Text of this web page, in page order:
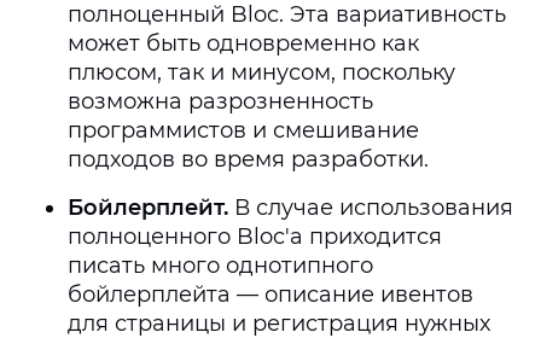
полноценный Bloc. Эта вариативность
может быть одновременно как
плюсом, так и минусом, поскольку
возможна разрозненность
программистов и смешивание
подходов во время разработки.
Бойлерплейт. В случае использования
полноценного Bloc'а приходится
писать много однотипного
бойлерплейта — описание ивентов
для страницы и регистрация нужных